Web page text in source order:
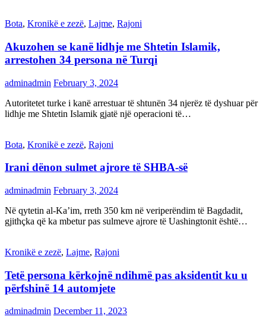
Bota, Kronikë e zezë, Lajme, Rajoni
Akuzohen se kanë lidhje me Shtetin Islamik,
arrestohen 34 persona në Turqi
adminadmin February 3, 2024
Autoritetet turke i kanë arrestuar të shtunën 34 njerëz të dyshuar për
lidhje me Shtetin Islamik gjatë një operacioni të…
Bota, Kronikë e zezë, Rajoni
Irani dënon sulmet ajrore të SHBA-së
adminadmin February 3, 2024
Në qytetin al-Ka’im, rreth 350 km në veriperëndim të Bagdadit,
gjithçka që ka mbetur pas sulmeve ajrore të Uashingtonit është…
Kronikë e zezë, Lajme, Rajoni
Tetë persona kërkojnë ndihmë pas aksidentit ku u
përfshinë 14 automjete
adminadmin December 11, 2023